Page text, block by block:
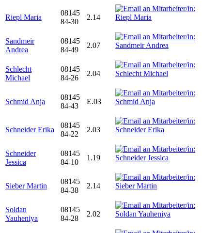
Riepl Maria
08145
84-30
2.14
Sandmeir
Andrea
08145
84-49
2.07
Schlecht
Michael
08145
84-26
2.04
Schmid Anja
08145
84-43
E.03
Schneider Erika
08145
84-22
2.03
Schneider
Jessica
08145
84-10
1.19
Sieber Martin
08145
84-38
2.14
Soldan
Yauheniya
08145
84-28
2.02